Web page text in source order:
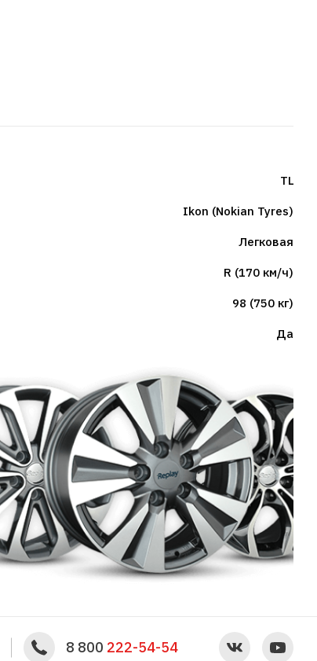
TL
Ikon (Nokian Tyres)
Легковая
R (170 км/ч)
98 (750 кг)
Да
8 800 222-54-54